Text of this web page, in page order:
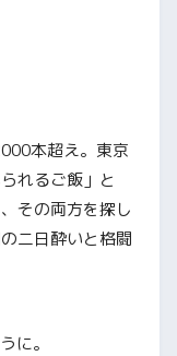
本超え。東京
れるご飯」と
その両方を探し
二日酔いと格闘
に。